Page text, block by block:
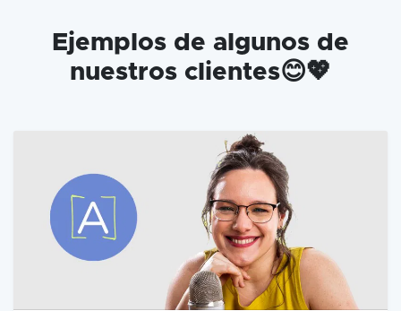
Ejemplos de algunos de
nuestros clientes😊💖